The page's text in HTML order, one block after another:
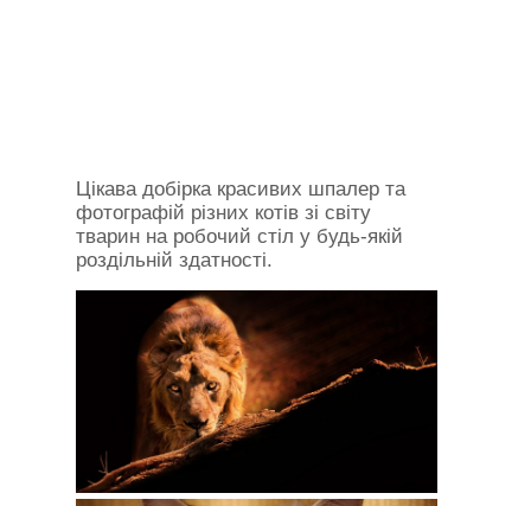
Цікава добірка красивих шпалер та
фотографій різних котів зі світу
тварин на робочий стіл у будь-якій
роздільній здатності.